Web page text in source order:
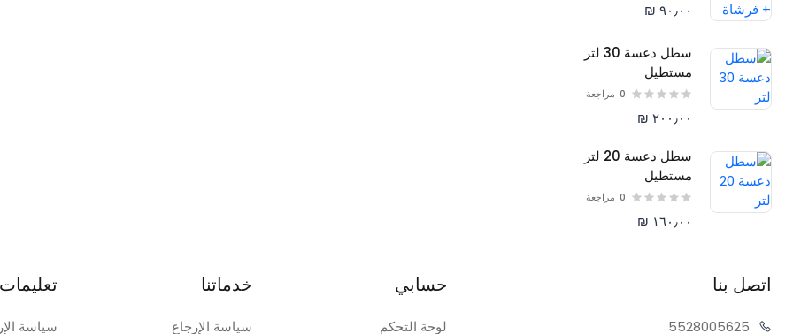
٩٠٫٠٠ ₪
سطل دعسة 30 لتر
مستطيل
0 مراجعة
٢٠٠٫٠٠ ₪
سطل دعسة 20 لتر
مستطيل
0 مراجعة
١٦٠٫٠٠ ₪
اتصل بنا
05625
55280
حسابي
لوحة التحكم
خدماتنا
سياسة الإرجاع سياسة